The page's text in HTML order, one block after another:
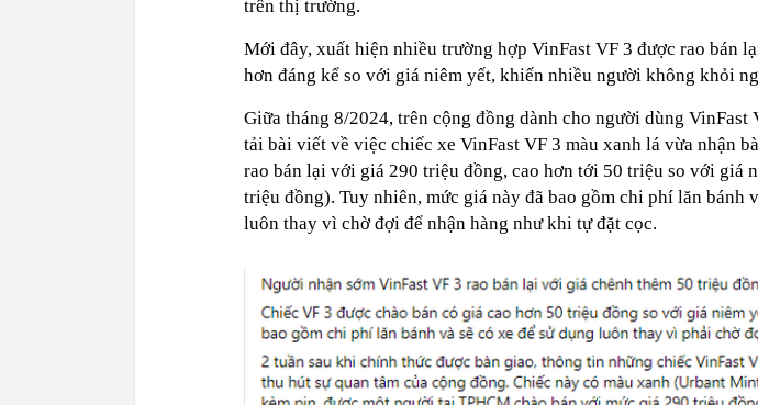
trên thị trường.
Mới đây, xuất hiện nhiều trường hợp VinFast VF 3 được rao bán
hơn đáng kể so với giá niêm yết, khiến nhiều người không khỏi
Giữa tháng 8/2024, trên cộng đồng dành cho người dùng VinFast
tải bài viết về việc chiếc xe VinFast VF 3 màu xanh lá vừa nhận
rao bán lại với giá 290 triệu đồng, cao hơn tới 50 triệu so với giá
triệu đồng). Tuy nhiên, mức giá này đã bao gồm chi phí lăn bánh
luôn thay vì chờ đợi để nhận hàng như khi tự đặt cọc.